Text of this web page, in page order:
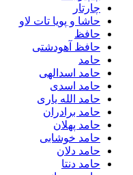
چارتار
حاشا و پویا تات لاو
حافظ
حافظ آهودشتی
حامد
حامد اسدالهی
حامد اسدی
حامد الله یاری
حامد برادران
حامد پهلان
حامد خوشابی
حامد دلان
حامد دنتا